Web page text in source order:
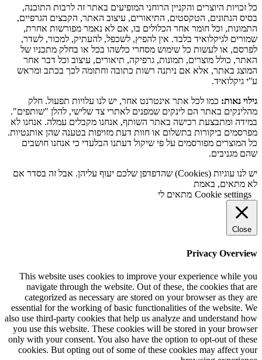
כל זכויות היוצרים והקניין הרוחני המופיעים באתר זה לרבות התוכנה,
בסיס הנתונים, הטקסטים, התיאורים, עיצוב האתר, הקבצים הגרפיים,
התמונות, וכל חומר אחר הכלולים בו, אם לא נאמר מפורשות אחרת,
שמורים לגיקלואיד בלבד. אין להפיץ, לשכפל, להעתיק, למכור, לשדר,
לפרסם, או לעשות כל שימוש מסחרי כלשהו בכל או בחלק מתכניו של
האתר, כולל מוצרים, תמונות, גרפיקה, תיאורים, עיצוב וכל דבר אחר
המוצג באתר, אלא אם ניתנה רשות כתובה וחתומה לכך בכתב ומראש
ע''י גיקלואיד.
גילוי נאות: כמו לכל אתר אינטרנט אחר, יש לנו עלויות תפעול. חלק
מהלינקים באתר הם לינקים שמפנים לאתרי צד שלישי, להלן "שותפים".
במידה ומתבצעת רכישה באתר השותף, אנחנו מקבלים עמלה. אנחנו לא
מפרסמים ביקורות בתשלום או חוות דעת מזויפות בטענה שהן אותנטיות.
כל המוצרים מפורסמים על פי שיקול דעתנו הבלעדי כי אנחנו חושבים
שהם מגניבים.
יש לנו עוגיות (Cookies) שהדפדפן שלכם יעוף עליהן. אבל זה בסדר אם
לא מתאים, באמת
Cookie settings מתאים לי
Close
Privacy Overview
This website uses cookies to improve your experience while you
navigate through the website. Out of these, the cookies that are
categorized as necessary are stored on your browser as they are
essential for the working of basic functionalities of the website. We
also use third-party cookies that help us analyze and understand how
you use this website. These cookies will be stored in your browser
only with your consent. You also have the option to opt-out of these
cookies. But opting out of some of these cookies may affect your